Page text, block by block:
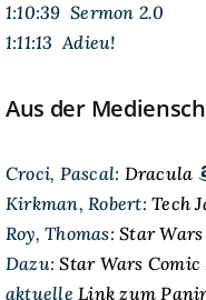
1:10:39 Sermon 2.0
1:11:13 Adieu!
Aus der
Croci, Pascal: Dracula
Kirkman, Robert:Tech
Roy, Thomas:Star
Dazu:Star Wars
aktuelleLink zum